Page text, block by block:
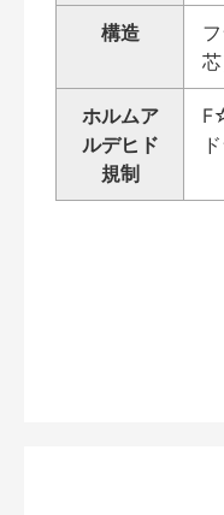
構造
芯
ホルムア
ルデヒド
規制